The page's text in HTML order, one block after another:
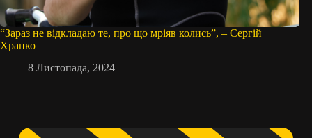
“Зараз не відкладаю те, про що мріяв колись”, – Сергій
Храпко
8 Листопада, 2024